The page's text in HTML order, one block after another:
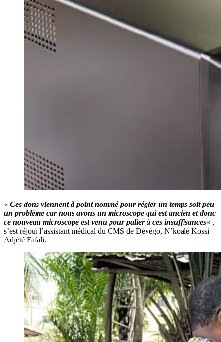
« Ces dons viennent à point nommé pour régler un temps soit peu
un problème car nous avons un microscope qui est ancien et donc
ce nouveau microscope est venu pour palier à ces insuffisances« ,
s’est réjoui l’assistant médical du CMS de Dévégo, N’koalé Kossi
Adjété Fafali.